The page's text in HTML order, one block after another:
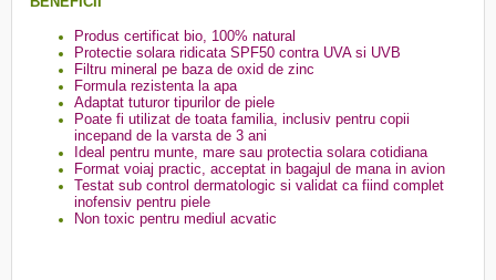
Produs certificat bio, 100% natural
Protectie solara ridicata SPF50 contra UVA si UVB
Filtru mineral pe baza de oxid de zinc
Formula rezistenta la apa
Adaptat tuturor tipurilor de piele
Poate fi utilizat de toata familia, inclusiv pentru copii
incepand de la varsta de 3 ani
Ideal pentru munte, mare sau protectia solara cotidiana
Format voiaj practic, acceptat in bagajul de mana in avion
Testat sub control dermatologic si validat ca fiind complet
inofensiv pentru piele
Non toxic pentru mediul acvatic